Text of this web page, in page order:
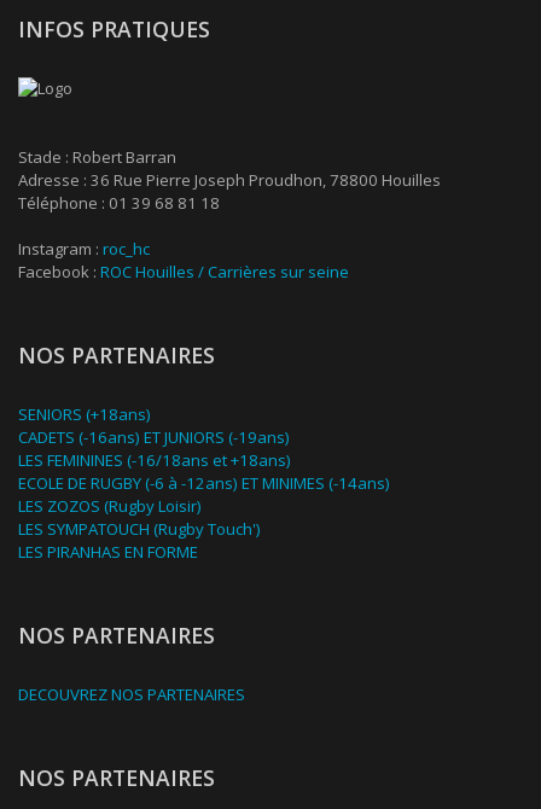
INFOS PRATIQUES
Stade : Robert Barran
Adresse : 36 Rue Pierre Joseph Proudhon, 78800 Houilles
Téléphone : 01 39 68 81 18
Instagram : roc_hc
Facebook : ROC Houilles / Carrières sur seine
NOS PARTENAIRES
SENIORS (+18ans)
CADETS (-16ans) ET JUNIORS (-19ans)
LES FEMININES (-16/18ans et +18ans)
ECOLE DE RUGBY (-6 à -12ans) ET MINIMES (-14ans)
LES ZOZOS (Rugby Loisir)
LES SYMPATOUCH (Rugby Touch')
LES PIRANHAS EN FORME
NOS PARTENAIRES
DECOUVREZ NOS PARTENAIRES
NOS PARTENAIRES